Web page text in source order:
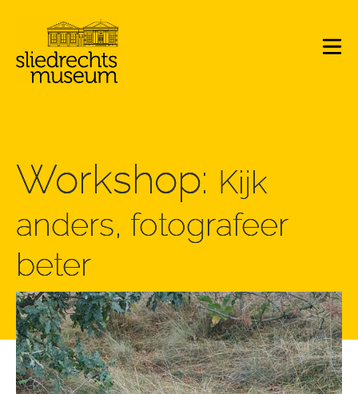
Workshop: Kijk
anders, fotografeer
beter